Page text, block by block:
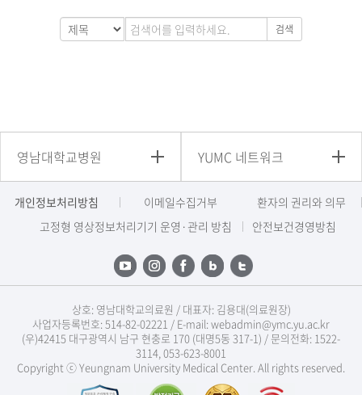
검색
영남대학교병원 YUMC 네트워크
개인정보처리방침 이메일수집거부
환자의 권리와 의무
고정형 영상정보처리기기 운영·관리 방침
안전보건경영방침
상호: 영남대학교의료원 / 대표자: 김용대(의료원장)
사업자등록번호: 514-82-02221 / E-mail: webadmin@ymc.yu.ac.kr
(우)42415 대구광역시 남구 현충로 170 (대명5동 317-1) / 문의전화: 1522-
3114, 053-623-8001
Copyright ⓒ Yeungnam University Medical Center. All rights reserved.